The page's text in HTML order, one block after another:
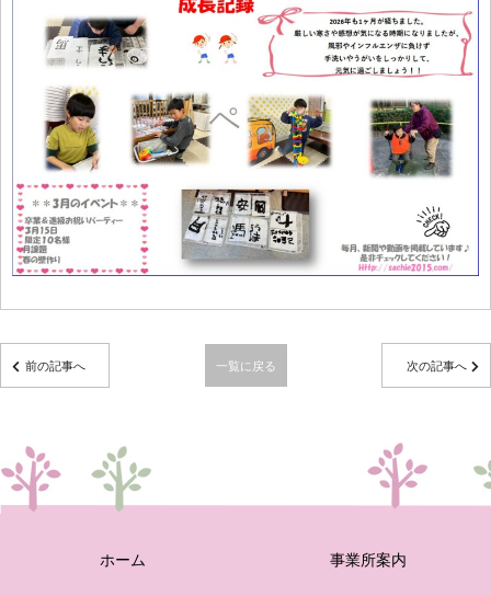
前の記事へ 一覧に戻る 次の記事へ
ホーム 事業所案内